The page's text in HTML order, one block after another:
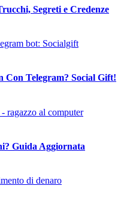
Segreti e Credenze
Con Telegram? Social Gift!
Guida Aggiornata